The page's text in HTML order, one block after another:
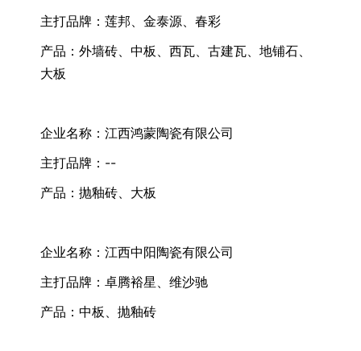
主打品牌：莲邦、金泰源、春彩
产品：外墙砖、中板、西瓦、古建瓦、地铺石、
大板
企业名称：江西鸿蒙陶瓷有限公司
主打品牌：--
产品：抛釉砖、大板
企业名称：江西中阳陶瓷有限公司
主打品牌：卓腾裕星、维沙驰
产品：中板、抛釉砖